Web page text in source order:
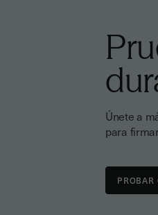
Únete a
para